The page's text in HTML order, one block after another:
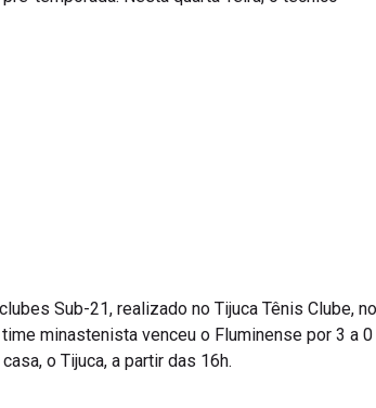
Sub-21, realizado no Tijuca Tênis Clube, no
minastenista venceu o Fluminense por 3 a 0
o Tijuca, a partir das 16h.